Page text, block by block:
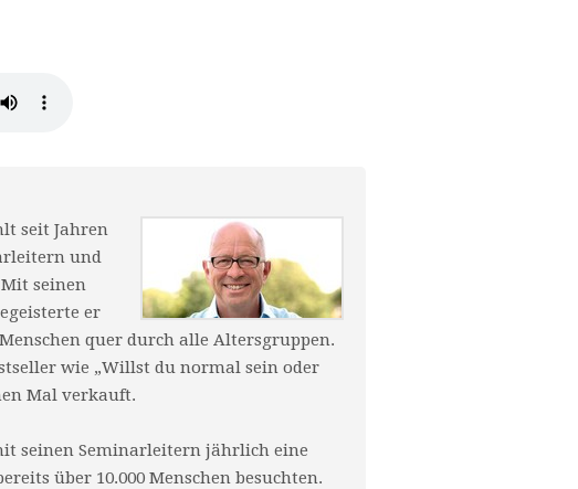
seit Jahren
und
seinen
er
quer durch alle Altersgruppen.
wie „Willst du normal sein oder
Mal verkauft.
seinen Seminarleitern jährlich eine
über 10.000 Menschen besuchten.